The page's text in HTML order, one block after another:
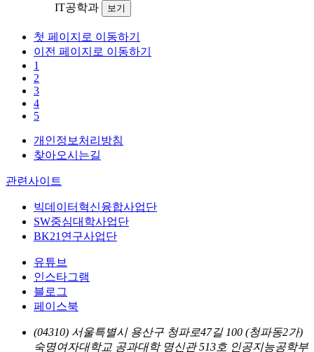
IT공학과
보기
첫 페이지로 이동하기
이전 페이지로 이동하기
1
2
3
4
5
개인정보처리방침
찾아오시는길
관련사이트
빅데이터혁신융합사업단
SW중심대학사업단
BK21연구사업단
유튜브
인스타그램
블로그
페이스북
(04310) 서울특별시 용산구 청파로47길 100 (청파동2가)
숙명여자대학교 공과대학 명신관 513호 인공지능공학부